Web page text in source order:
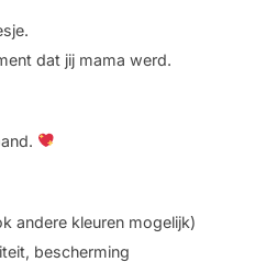
dat jij mama werd.
andere kleuren mogelijk)
bescherming